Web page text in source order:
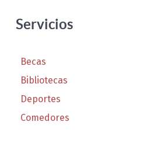
Servicios
Becas
Bibliotecas
Deportes
Comedores